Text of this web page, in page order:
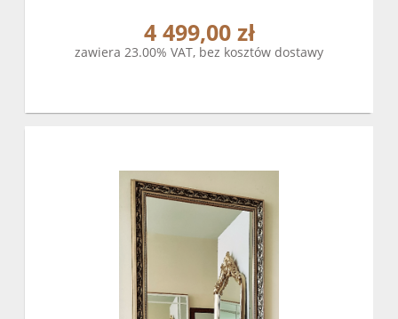
4 499,00 zł
zawiera 23.00% VAT, bez kosztów dostawy